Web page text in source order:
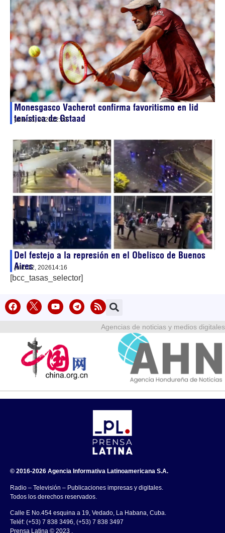
Monesgasco Vacherot confirma favoritismo en lid
tenística de Gstaad
julio 15, 202622:19
Del festejo a la represión en el Obelisco de Buenos
Aires
julio 12, 202614:16
[bcc_tasas_selector]
Agencias de noticias y medios digitales
© 2016-2026 Agencia Informativa Latinoamericana S.A.
Radio – Televisión – Publicaciones impresas y digitales.
Todos los derechos reservados.
Calle E No.454 esquina a 19, Vedado, La Habana, Cuba.
Teléf: (+53) 7 838 3496, (+53) 7 838 3497
Prensa Latina © 2023 .